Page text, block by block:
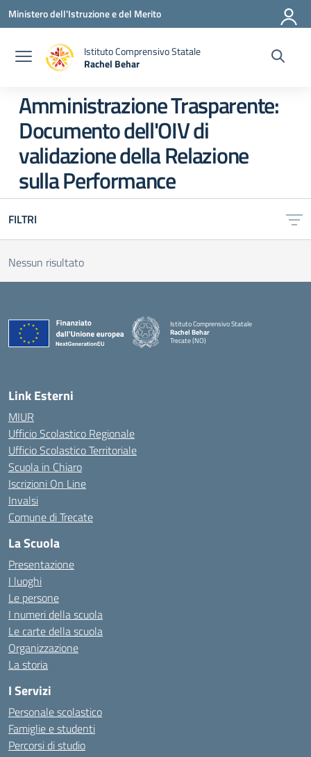
Vai ai contenuti
Vai al menu di navigazione
Vai al footer
Ministero dell'Istruzione e del Merito
Istituto Comprensivo Statale
Rachel Behar
Amministrazione Trasparente:
Documento dell'OIV di
validazione della Relazione
sulla Performance
FILTRI
Nessun risultato
Istituto Comprensivo Statale
Rachel Behar
Trecate (NO)
Link Esterni
MIUR
Ufficio Scolastico Regionale
Ufficio Scolastico Territoriale
Scuola in Chiaro
Iscrizioni On Line
Invalsi
Comune di Trecate
La Scuola
Presentazione
I luoghi
Le persone
I numeri della scuola
Le carte della scuola
Organizzazione
La storia
I Servizi
Personale scolastico
Famiglie e studenti
Percorsi di studio